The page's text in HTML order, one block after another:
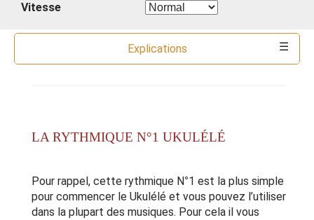
Vitesse
Explications
LA RYTHMIQUE N°1 UKULÉLÉ
Pour rappel, cette rythmique N°1 est la plus simple
pour commencer le Ukulélé et vous pouvez l’utiliser
dans la plupart des musiques. Pour cela il vous